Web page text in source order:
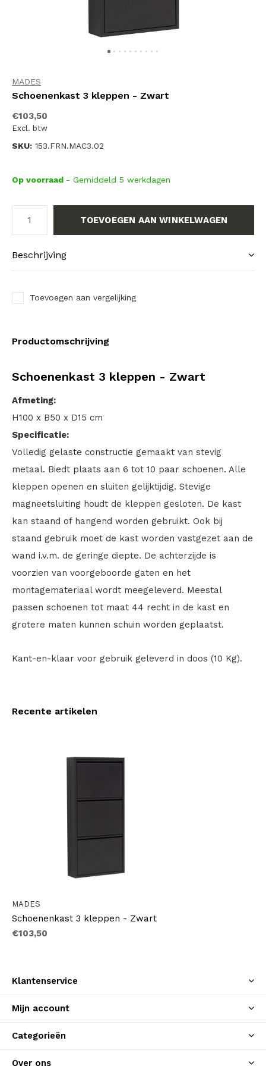
MADES
Schoenenkast 3 kleppen - Zwart
€103,50
Excl. btw
SKU: 153.FRN.MAC3.02
Op voorraad - Gemiddeld 5 werkdagen
TOEVOEGEN AAN WINKELWAGEN
Beschrijving
Toevoegen aan vergelijking
Productomschrijving
Schoenenkast 3 kleppen - Zwart
Afmeting:
H100 x B50 x D15 cm
Specificatie:
Volledig gelaste constructie gemaakt van stevig
metaal. Biedt plaats aan 6 tot 10 paar schoenen. Alle
kleppen openen en sluiten gelijktijdig. Stevige
magneetsluiting houdt de kleppen gesloten. De kast
kan staand of hangend worden gebruikt. Ook bij
staand gebruik moet de kast worden vastgezet aan de
wand i.v.m. de geringe diepte. De achterzijde is
voorzien van voorgeboorde gaten en het
montagemateriaal wordt meegeleverd. Meestal
passen schoenen tot maat 44 recht in de kast en
grotere maten kunnen schuin worden geplaatst.
Kant-en-klaar voor gebruik geleverd in doos (10 Kg).
Recente artikelen
MADES
Schoenenkast 3 kleppen - Zwart
€103,50
Klantenservice
Mijn account
Categorieën
Over ons